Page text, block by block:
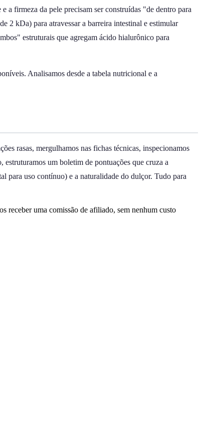
a firmeza da pele precisam ser construídas "de dentro para
2 kDa) para atravessar a barreira intestinal e estimular
estruturais que agregam ácido hialurônico para
Analisamos desde a tabela nutricional e a
rasas, mergulhamos nas fichas técnicas, inspecionamos
um boletim de pontuações que cruza a
para uso contínuo) e a naturalidade do dulçor. Tudo para
receber uma comissão de afiliado, sem nenhum custo